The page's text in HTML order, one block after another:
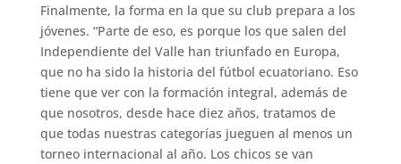
Finalmente, la forma en la que su club prepara a los
jóvenes. “Parte de eso, es porque los que salen del
Independiente del Valle han triunfado en Europa,
que no ha sido la historia del fútbol ecuatoriano. Eso
tiene que ver con la formación integral, además de
que nosotros, desde hace diez años, tratamos de
que todas nuestras categorías jueguen al menos un
torneo internacional al año. Los chicos se van